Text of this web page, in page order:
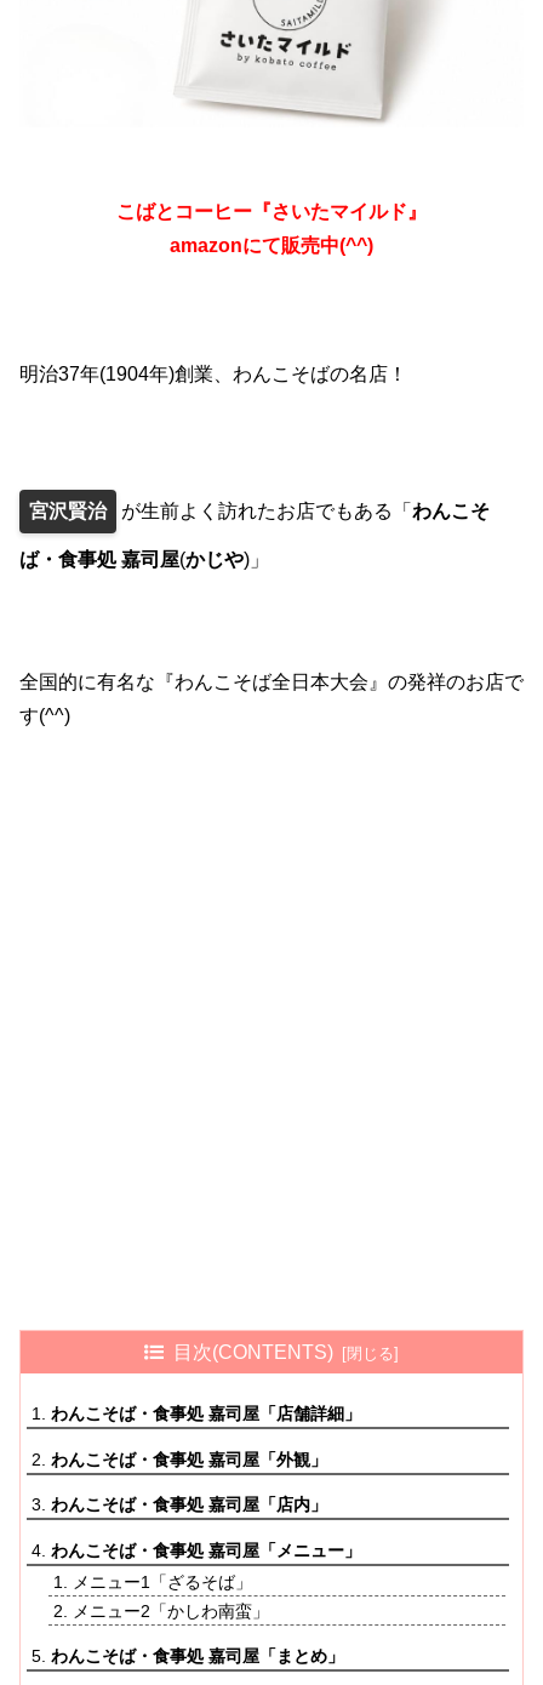
こばとコーヒー『さいたマイルド』
amazonにて販売中(^^)
明治37年(1904年)創業、わんこそばの名店！
宮沢賢治 が生前よく訪れたお店でもある「 わんこそ
ば・食事処 嘉司屋(かじや)」
全国的に有名な『わんこそば全日本大会』の発祥のお店で
す(^^)
目次(CONTENTS)
わんこそば・食事処 嘉司屋「店舗詳細」
わんこそば・食事処 嘉司屋「外観」
わんこそば・食事処 嘉司屋「店内」
わんこそば・食事処 嘉司屋「メニュー」
メニュー1「ざるそば」
メニュー2「かしわ南蛮」
わんこそば・食事処 嘉司屋「まとめ」